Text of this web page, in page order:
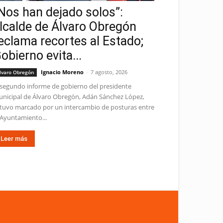
han dejado solos”:
de Álvaro Obregón
recortes al Estado;
evita...
Obregón Ignacio Moreno - 7 agosto, 2026
informe de gobierno del presidente
de Álvaro Obregón, Adán Sánchez López,
marcado por un intercambio de posturas entre
Leer más